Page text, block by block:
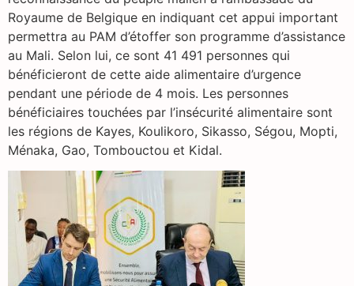
Royaume de Belgique en indiquant cet appui important
permettra au PAM d’étoffer son programme d’assistance
au Mali. Selon lui, ce sont 41 491 personnes qui
bénéficieront de cette aide alimentaire d’urgence
pendant une période de 4 mois. Les personnes
bénéficiaires touchées par l’insécurité alimentaire sont
les régions de Kayes, Koulikoro, Sikasso, Ségou, Mopti,
Ménaka, Gao, Tombouctou et Kidal.